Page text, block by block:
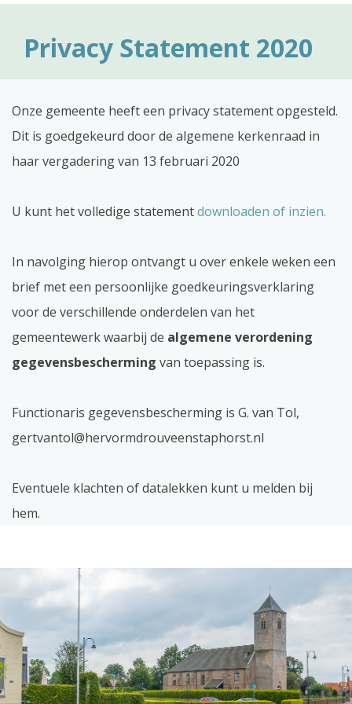
Privacy Statement 2020
Onze gemeente heeft een privacy statement opgesteld.
Dit is goedgekeurd door de algemene kerkenraad in
haar vergadering van 13 februari 2020
U kunt het volledige statementdownloaden of inzien.
In navolging hierop ontvangt u over enkele weken een
brief met een persoonlijke goedkeuringsverklaring
voor de verschillende onderdelen van het
gemeentewerk waarbij de algemene verordening
gegevensbescherming van toepassing is.
Functionaris gegevensbescherming is G. van Tol,
gertvantol@hervormdrouveenstaphorst.nl
Eventuele klachten of datalekken kunt u melden bij
hem.